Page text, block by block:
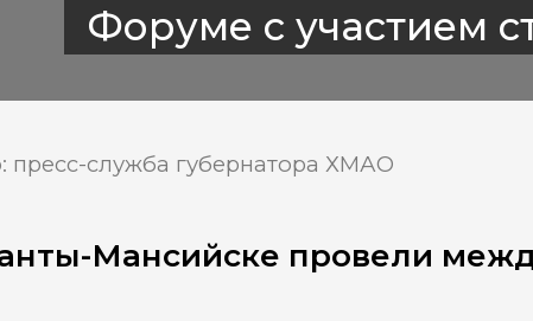
Форуме с участием
пресс-служба губернатора ХМАО
Мансийске провели